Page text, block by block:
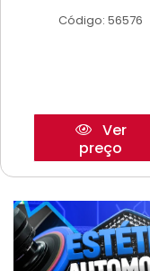
Código: 56576
Ver
preço